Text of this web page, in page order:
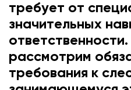
требует от
значительных
рассмотрим
требования к